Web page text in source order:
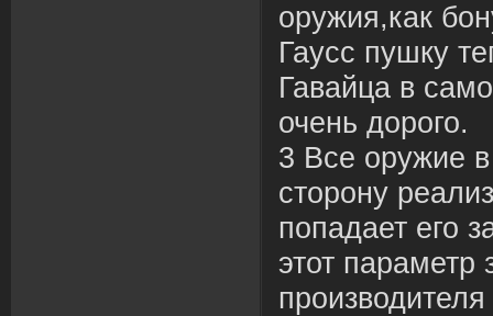
оружия,как
Гаусс пушку
Гавайца в
очень дорого.
3 Все оружие
сторону
попадает его
этот параметр